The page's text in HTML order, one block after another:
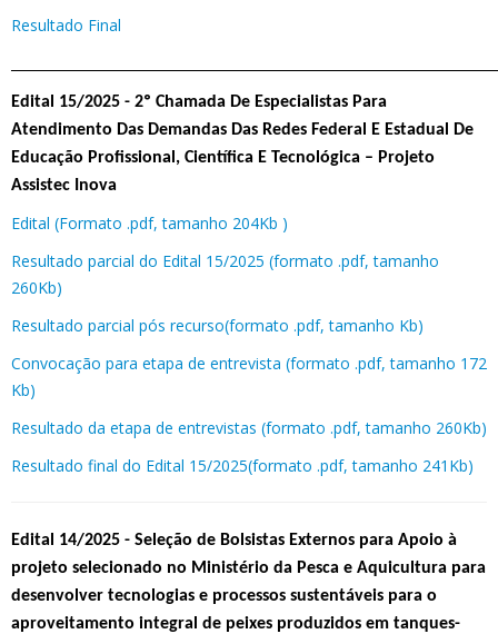
Resultado Final
Edital 15/2025 - 2º Chamada De Especialistas Para
Atendimento Das Demandas Das Redes Federal E Estadual De
Educação Profissional, Científica E Tecnológica – Projeto
Assistec Inova
Edital (Formato .pdf, tamanho 204Kb )
Resultado parcial do Edital 15/2025 (formato .pdf, tamanho
260Kb)
Resultado parcial pós recurso(formato .pdf, tamanho Kb)
Convocação para etapa de entrevista (formato .pdf, tamanho 172
Kb)
Resultado da etapa de entrevistas (formato .pdf, tamanho 260Kb)
Resultado final do Edital 15/2025(formato .pdf, tamanho 241Kb)
Edital 14/2025 - Seleção de Bolsistas Externos para Apoio à
projeto selecionado no Ministério da Pesca e Aquicultura para
desenvolver tecnologias e processos sustentáveis para o
aproveitamento integral de peixes produzidos em tanques-